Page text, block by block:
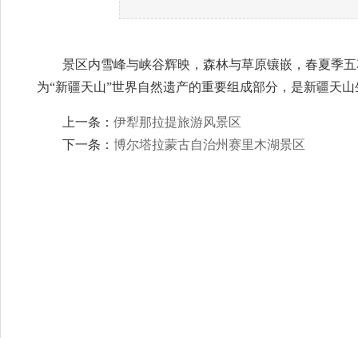
景区内雪峰与峡谷辉映，森林与草原镶嵌，春夏季
为“新疆天山”世界自然遗产的重要组成部分，是新疆天
上一条： 伊犁那拉提旅游风景区
下一条： 博尔塔拉蒙古自治州赛里木湖景区